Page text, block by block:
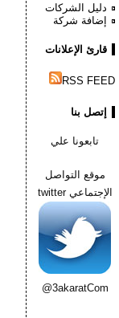
دليل الشركات
إضافة شركة
قارئ الإعلانات
RSS FEED
إتصل بنا
تابعونا علي
موقع التواصل
الإجتماعي twitter
@3akaratCom